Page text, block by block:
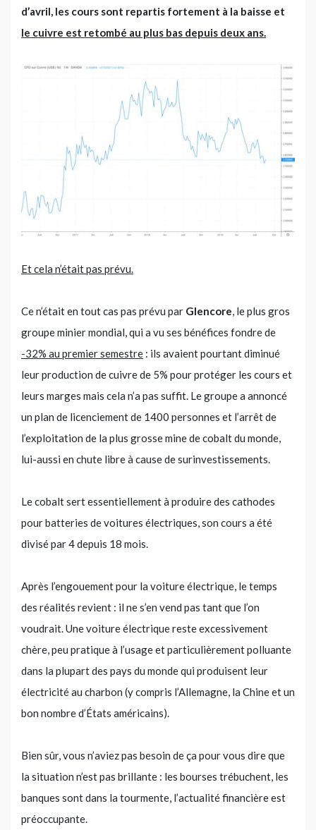
d’avril, les cours sont repartis fortement à la baisse et
le cuivre est retombé au plus bas depuis deux ans.
Et cela n’était pas prévu.
Ce n’était en tout cas pas prévu par Glencore, le plus gros
groupe minier mondial, qui a vu ses bénéfices fondre de
-32% au premier semestre : ils avaient pourtant diminué
leur production de cuivre de 5% pour protéger les cours et
leurs marges mais cela n’a pas suffit. Le groupe a annoncé
un plan de licenciement de 1400 personnes et l’arrêt de
l’exploitation de la plus grosse mine de cobalt du monde,
lui-aussi en chute libre à cause de surinvestissements.
Le cobalt sert essentiellement à produire des cathodes
pour batteries de voitures électriques, son cours a été
divisé par 4 depuis 18 mois.
Après l’engouement pour la voiture électrique, le temps
des réalités revient : il ne s’en vend pas tant que l’on
voudrait. Une voiture électrique reste excessivement
chère, peu pratique à l’usage et particulièrement polluante
dans la plupart des pays du monde qui produisent leur
électricité au charbon (y compris l’Allemagne, la Chine et un
bon nombre d’États américains).
Bien sûr, vous n’aviez pas besoin de ça pour vous dire que
la situation n’est pas brillante : les bourses trébuchent, les
banques sont dans la tourmente, l’actualité financière est
préoccupante.